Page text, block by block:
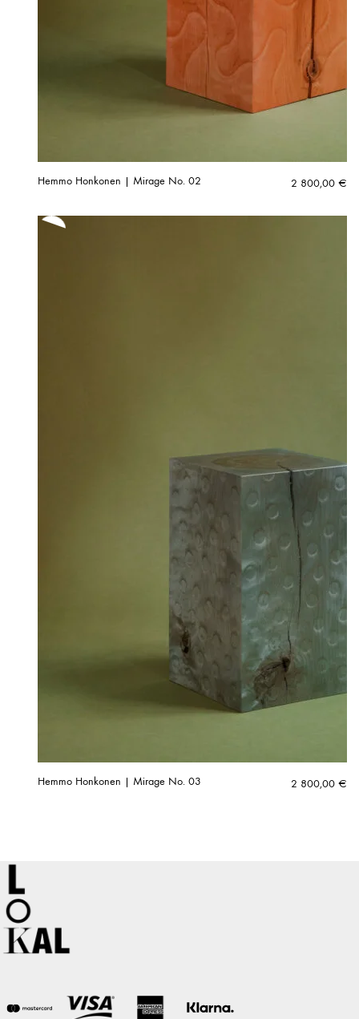
Hemmo Honkonen | Mirage No. 02 2 800,00 €
Hemmo Honkonen | Mirage No. 03 2 800,00 €